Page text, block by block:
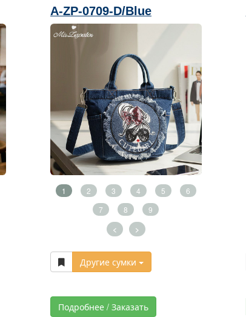
A-ZP-0709-D/Blue
1 2 3 4 5
6
7
8 9
< >
Другие сумки
Подробнее / Заказать